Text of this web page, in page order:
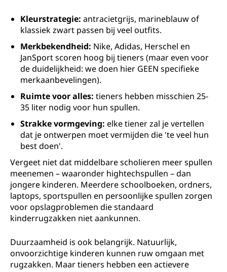
Kleurstrategie: antracietgrijs, marineblauw of
klassiek zwart passen bij veel outfits.
Merkbekendheid: Nike, Adidas, Herschel en
JanSport scoren hoog bij tieners (maar even voor
de duidelijkheid: we doen hier GEEN specifieke
merkaanbevelingen).
Ruimte voor alles: tieners hebben misschien 25-
35 liter nodig voor hun spullen.
Strakke vormgeving: elke tiener zal je vertellen
dat je ontwerpen moet vermijden die 'te veel hun
best doen'.
Vergeet niet dat middelbare scholieren meer spullen
meenemen – waaronder hightechspullen – dan
jongere kinderen. Meerdere schoolboeken, ordners,
laptops, sportspullen en persoonlijke spullen zorgen
voor opslagproblemen die standaard
kinderrugzakken niet aankunnen.
Duurzaamheid is ook belangrijk. Natuurlijk,
onvoorzichtige kinderen kunnen ruw omgaan met
rugzakken. Maar tieners hebben een actievere